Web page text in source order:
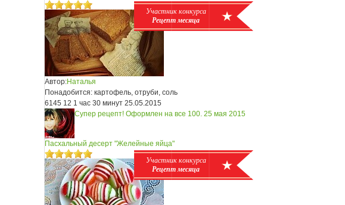
Участник конкурса
Рецепт месяца
Автор:Наталья
Понадобится: картофель, отруби, соль
6145 12 1 час 30 минут 25.05.2015
Супер рецепт! Оформлен на все 100. 25 мая 2015
Участник конкурса
Рецепт месяца
Пасхальный десерт "Желейные яйца"